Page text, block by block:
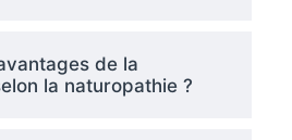
de la
la naturopathie ?